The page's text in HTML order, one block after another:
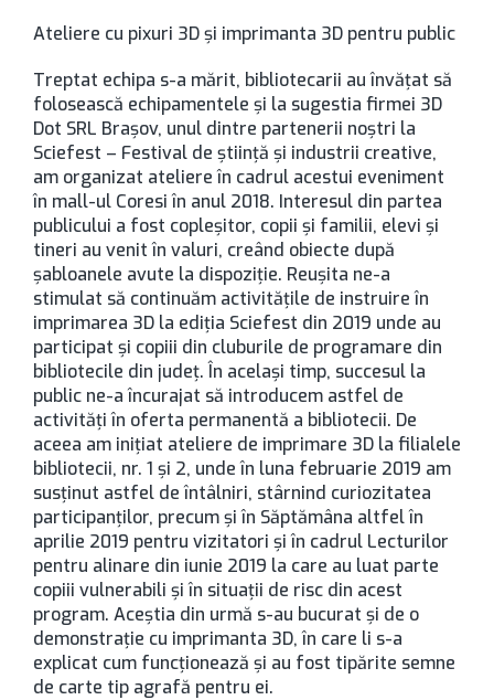
Ateliere cu pixuri 3D și imprimanta 3D pentru public
Treptat echipa s-a mărit, bibliotecarii au învățat să
folosească echipamentele și la sugestia firmei 3D
Dot SRL Brașov, unul dintre partenerii noștri la
Sciefest – Festival de știință și industrii creative,
am organizat ateliere în cadrul acestui eveniment
în mall-ul Coresi în anul 2018. Interesul din partea
publicului a fost copleșitor, copii și familii, elevi și
tineri au venit în valuri, creând obiecte după
șabloanele avute la dispoziție. Reușita ne-a
stimulat să continuăm activitățile de instruire în
imprimarea 3D la ediția Sciefest din 2019 unde au
participat și copiii din cluburile de programare din
bibliotecile din județ. În același timp, succesul la
public ne-a încurajat să introducem astfel de
activități în oferta permanentă a bibliotecii. De
aceea am inițiat ateliere de imprimare 3D la filialele
bibliotecii, nr. 1 și 2, unde în luna februarie 2019 am
susținut astfel de întâlniri, stârnind curiozitatea
participanților, precum și în Săptămâna altfel în
aprilie 2019 pentru vizitatori și în cadrul Lecturilor
pentru alinare din iunie 2019 la care au luat parte
copiii vulnerabili și în situații de risc din acest
program. Aceștia din urmă s-au bucurat și de o
demonstrație cu imprimanta 3D, în care li s-a
explicat cum funcționează și au fost tipărite semne
de carte tip agrafă pentru ei.